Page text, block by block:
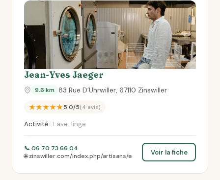
Jean-Yves Jaeger
9.6 km 83 Rue D’Uhrwiller, 67110 Zinswiller
★★★★★5.0/5(4 avis)
Activité : Lave-linge
📞 06 70 73 66 04
🌐 zinswiller.com/index.php/artisans/e
Voir la fiche